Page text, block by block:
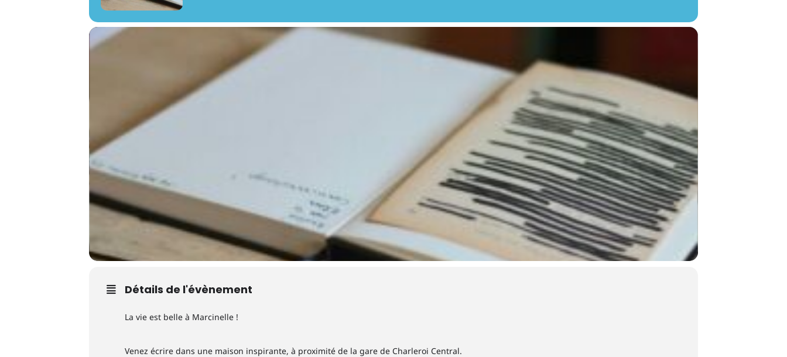
Détails de l'évènement
La vie est belle à Marcinelle !
Venez écrire dans une maison inspirante, à proximité de la gare de Charleroi Central.